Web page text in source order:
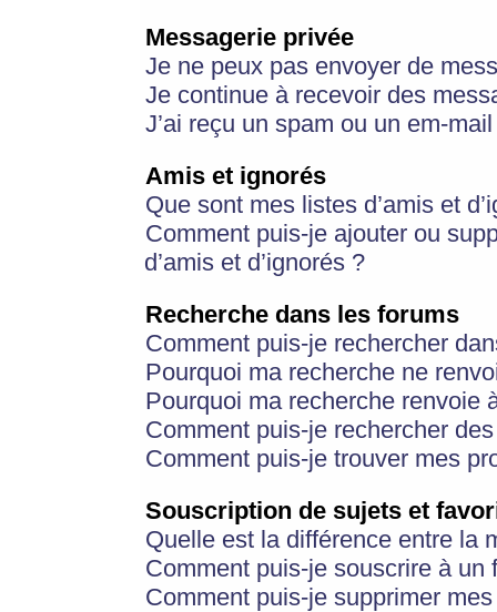
Messagerie privée
Je ne peux pas envoyer de
Je continue à recevoir des
J’ai reçu un spam ou un em-
Amis et ignorés
Que sont mes listes d’amis et
Comment puis-je ajouter ou
d’amis et d’ignorés ?
Recherche dans les forums
Comment puis-je rechercher
Pourquoi ma recherche ne
Pourquoi ma recherche renvoie
Comment puis-je rechercher
Comment puis-je trouver mes
Souscription de sujets et
Quelle est la différence entre la
Comment puis-je souscrire à
Comment puis-je supprimer